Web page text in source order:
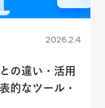
2026.2.4
の違い・活用
的なツール・